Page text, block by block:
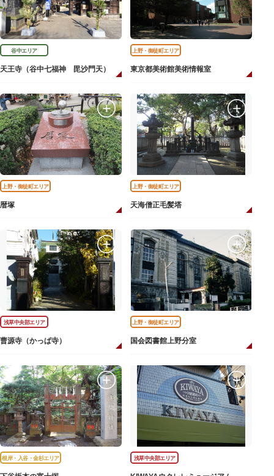
谷中エリア
天王寺（谷中七福神 毘沙門天）
上野・御徒町エリア
東京都美術館美術情報室
上野・御徒町エリア
暦塚
上野・御徒町エリア
天海僧正毛髪塔
浅草中央部エリア
曹源寺（かっぱ寺）
上野・御徒町エリア
国会図書館上野分室
根岸・入谷・金杉エリア 浅草中央部エリア